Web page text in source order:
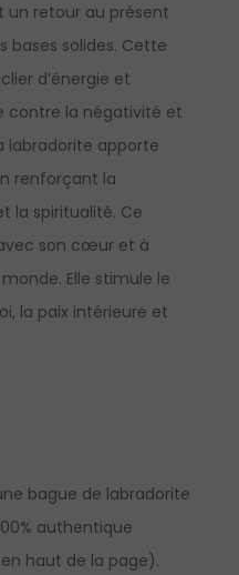
un retour au présent
bases solides. Cette
d’énergie et
contre la négativité et
labradorite apporte
renforçant la
la spiritualité. Ce
son cœur et à
Elle stimule le
la paix intérieure et
bague de labradorite
authentique
haut de la page).